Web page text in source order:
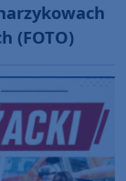
(FOTO)